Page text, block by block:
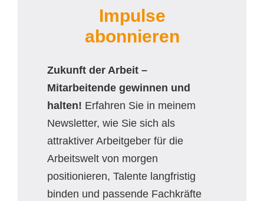
Impulse
abonnieren
Zukunft der Arbeit –
Mitarbeitende gewinnen und
halten! Erfahren Sie in meinem
Newsletter, wie Sie sich als
attraktiver Arbeitgeber für die
Arbeitswelt von morgen
positionieren, Talente langfristig
binden und passende Fachkräfte